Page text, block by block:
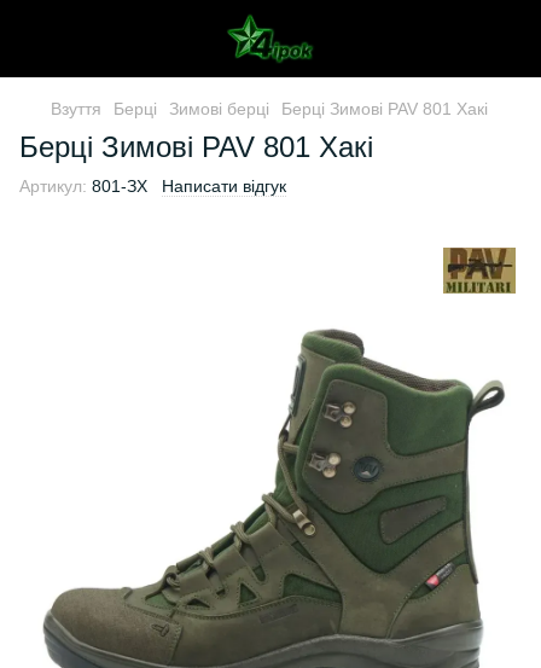
Взуття Берці Зимові берці Берці Зимові PAV 801 Хакі
Берці Зимові PAV 801 Хакі
Артикул: 801-ЗХ Написати відгук